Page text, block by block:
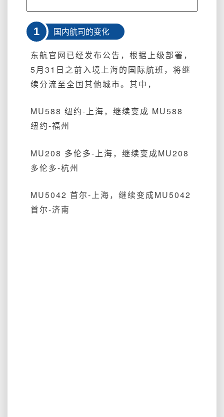
1 国内航司的变化
东航官网已经发布公告，根据上级部署，
5月31日之前入境上海的国际航班，将继
续分流至全国其他城市。 其中，
MU588 纽约-上海，继续变成 MU588
纽约-福州
MU208 多伦多-上海，继续变成MU208
多伦多-杭州
MU5042 首尔-上海，继续变成MU5042
首尔-济南